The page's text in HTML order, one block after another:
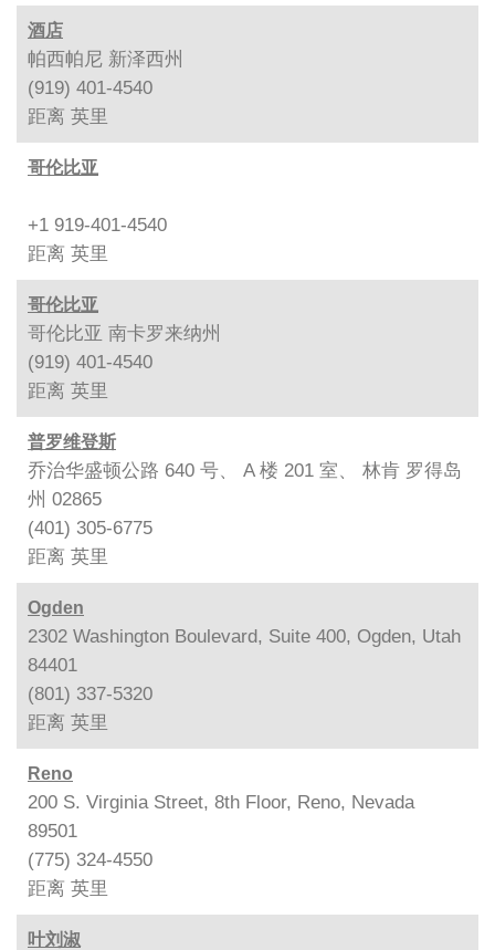
酒店
帕西帕尼 新泽西州
(919) 401-4540
距离 英里
哥伦比亚
+1 919-401-4540
距离 英里
哥伦比亚
哥伦比亚 南卡罗来纳州
(919) 401-4540
距离 英里
普罗维登斯
乔治华盛顿公路 640 号、 A 楼 201 室、 林肯 罗得岛
州 02865
(401) 305-6775
距离 英里
Ogden
2302 Washington Boulevard, Suite 400, Ogden, Utah
84401
(801) 337-5320
距离 英里
Reno
200 S. Virginia Street, 8th Floor, Reno, Nevada
89501
(775) 324-4550
距离 英里
叶刘淑